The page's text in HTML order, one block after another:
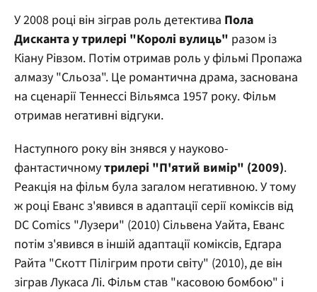
У 2008 році він зіграв роль детектива Пола
Дисканта у трилері "Королі вулиць" разом із
Кіану Рівзом. Потім отримав роль у фільмі Пропажа
алмазу "Сльоза". Це романтична драма, заснована
на сценарії Теннессі Вільямса 1957 року. Фільм
отримав негативні відгуки.
Наступного року він знявся у науково-
фантастичномутрилері "П'ятий вимір" (2009).
Реакція на фільм була загалом негативною. У тому
ж році Еванс з'явився в адаптації серії коміксів від
DC Comics "Лузери" (2010) Сільвена Уайта, Еванс
потім з'явився в іншій адаптації коміксів, Едгара
Райта "Скотт Пілігрим проти світу" (2010), де він
зіграв Лукаса Лі. Фільм став "касовою бомбою" і